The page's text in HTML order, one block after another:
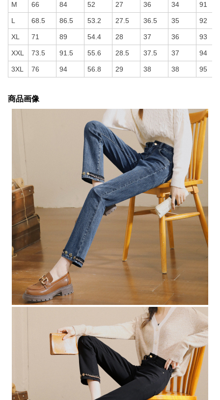
M 66 84 52 27 36 34 91
L 68.5 86.5 53.2 27.5 36.5 35 92
XL 71 89 54.4 28 37 36 93
XXL 73.5 91.5 55.6 28.5 37.5 37 94
3XL 76 94 56.8 29 38 38 95
商品画像